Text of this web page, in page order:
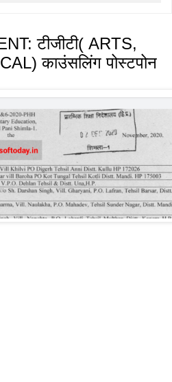
टीजीटी( ARTS,
काउंसलिंग पोस्टपोन